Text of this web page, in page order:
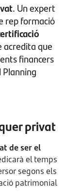
. Un expert
rep formació
acredita que
financers
Planning
privat
de ser el
el temps
segons els
patrimonial